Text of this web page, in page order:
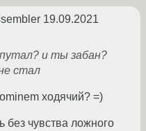
19.09.2021
и ты забан?
стал
ходячий? =)
без чувства ложного